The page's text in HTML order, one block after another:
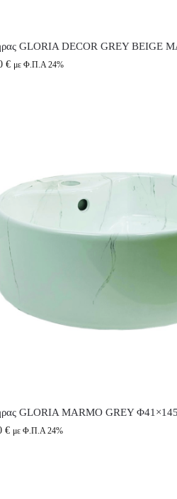
GLORIA DECOR GREY
€ με Φ.Π.Α 24%
GLORIA MARMO GREY
€ με Φ.Π.Α 24%